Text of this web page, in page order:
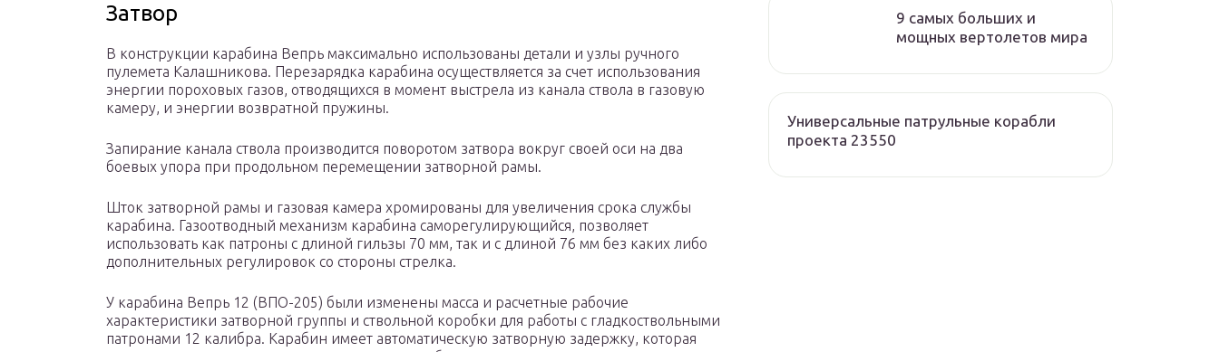
Затвор
В конструкции карабина Вепрь максимально использованы детали и узлы ручного
пулемета Калашникова. Перезарядка карабина осуществляется за счет использования
энергии пороховых газов, отводящихся в момент выстрела из канала ствола в газовую
камеру, и энергии возвратной пружины.
Запирание канала ствола производится поворотом затвора вокруг своей оси на два
боевых упора при продольном перемещении затворной рамы.
Шток затворной рамы и газовая камера хромированы для увеличения срока службы
карабина. Газоотводный механизм карабина саморегулирующийся, позволяет
использовать как патроны с длиной гильзы 70 мм, так и с длиной 76 мм без каких либо
дополнительных регулировок со стороны стрелка.
У карабина Вепрь 12 (ВПО-205) были изменены масса и расчетные рабочие
характеристики затворной группы и ствольной коробки для работы с гладкоствольными
патронами 12 калибра. Карабин имеет автоматическую затворную задержку, которая
9 самых больших и
мощных вертолетов мира
Универсальные патрульные корабли
проекта 23550